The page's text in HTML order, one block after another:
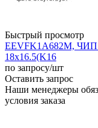
Быстрый просмотр
EEVFK1A682M, ЧИП
18x16.5(K16
по запросу/шт
Оставить запрос
Наши менеджеры
условия заказа